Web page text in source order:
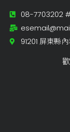
08-7703202
91201 屏東縣